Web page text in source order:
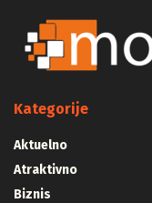
Kategorije
Aktuelno
Atraktivno
Biznis